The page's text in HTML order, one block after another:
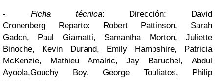
- Ficha técnica: Dirección: David
Cronenberg Reparto: Robert Pattinson, Sarah
Gadon, Paul Giamatti, Samantha Morton, Juliette
Binoche, Kevin Durand, Emily Hampshire, Patricia
McKenzie, Mathieu Amalric, Jay Baruchel, Abdul
Ayoola,Gouchy Boy, George Touliatos, Philip